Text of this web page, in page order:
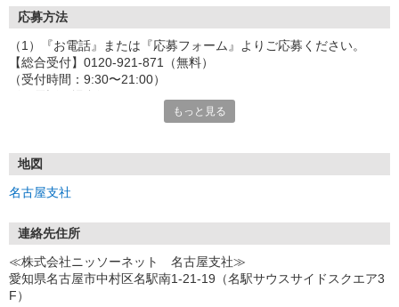
応募方法
（1）『お電話』または『応募フォーム』よりご応募ください。
【総合受付】0120-921-871（無料）
（受付時間：9:30〜21:00）
「e-aidemを見て」とお伝えいただけるとスムーズです。
◎応募フォームからのご応募は24時間受付中です！
（2）面談・登録の実施
ご都合のよいお日にちをお聞かせください。
↓
（3）選考・お仕事のご案内
↓
（4）就業開始
もっと見る
地図
名古屋支社
連絡先住所
≪株式会社ニッソーネット 名古屋支社≫
愛知県名古屋市中村区名駅南1-21-19（名駅サウスサイドスクエア3
F）